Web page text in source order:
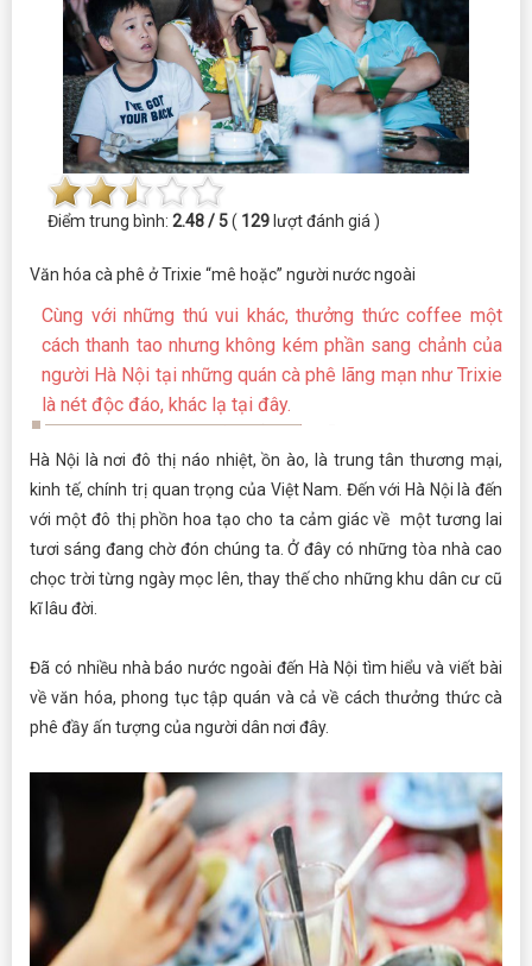
Điểm trung bình: 2.48 / 5( 129lượt đánh giá )
Văn hóa cà phê ở Trixie “mê hoặc” người nước ngoài
Cùng với những thú vui khác, thưởng thức coffee một
cách thanh tao nhưng không kém phần sang chảnh của
người Hà Nội tại những quán cà phê lãng mạn như Trixie
là nét độc đáo, khác lạ tại đây.
Hà Nội là nơi đô thị náo nhiệt, ồn ào, là trung tân thương mại,
kinh tế, chính trị quan trọng của Việt Nam. Đến với Hà Nội là đến
với một đô thị phồn hoa tạo cho ta cảm giác về một tương lai
tươi sáng đang chờ đón chúng ta. Ở đây có những tòa nhà cao
chọc trời từng ngày mọc lên, thay thế cho những khu dân cư cũ
kĩ lâu đời.
Đã có nhiều nhà báo nước ngoài đến Hà Nội tìm hiểu và viết bài
về văn hóa, phong tục tập quán và cả về cách thưởng thức cà
phê đầy ấn tượng của người dân nơi đây.